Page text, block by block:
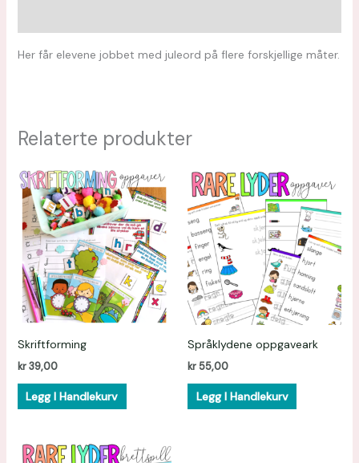
Her får elevene jobbet med juleord på flere forskjellige måter.
Relaterte produkter
Skriftforming
kr39,00
Legg I Handlekurv
Språklydene oppgaveark
kr 55,00
Legg I Handlekurv